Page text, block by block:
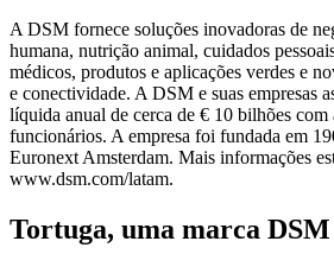
A DSM fornece soluções inovadoras de
humana, nutrição animal, cuidados
médicos, produtos e aplicações verdes e
e conectividade. A DSM e suas empresas
líquida anual de cerca de € 10 bilhões
funcionários. A empresa foi fundada em
Euronext Amsterdam. Mais informações
www.dsm.com/latam.
Tortuga, uma marca DSM